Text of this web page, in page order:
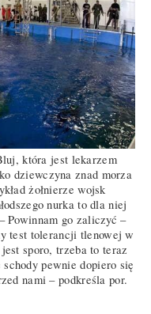
która jest lekarzem
dziewczyna znad morza
żołnierze wojsk
nurka to dla niej
Powinnam go zaliczyć –
test tolerancji tlenowej w
sporo, trzeba to teraz
pewnie dopiero się
nami – podkreśla por.